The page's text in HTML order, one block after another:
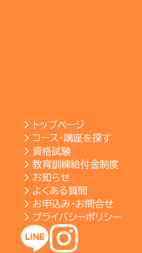
トップページ
コース・講座を探す
資格試験
教育訓練給付金制度
お知らせ
よくある質問
お申込み・お問合せ
プライバシーポリシー